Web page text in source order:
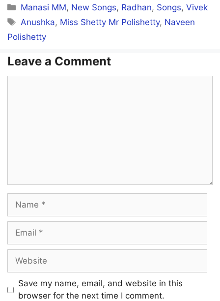
Categories
Manasi MM, New Songs, Radhan, Songs,Vivek
Tags
Anushka, Miss Shetty Mr Polishetty, Naveen
Polishetty
Leave a Comment
Name
Email
Website
Save my name, email, and website in this
browser for the next time I comment.